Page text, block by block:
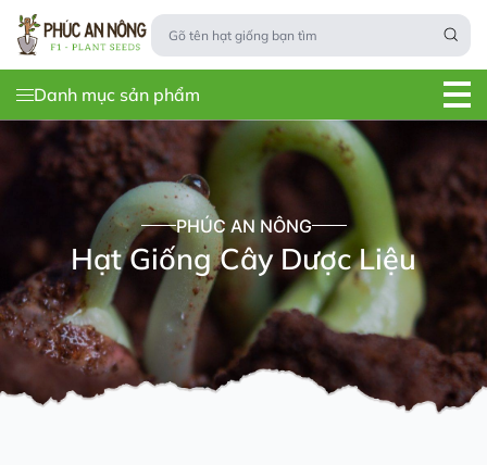
Danh mục sản phẩm
PHÚC AN NÔNG
Hạt Giống Cây Dược Liệu